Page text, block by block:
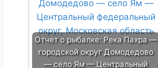
Отчет о рыбалке: Река Пахра —
городской округ Домодедово
— село Ям — Центральный